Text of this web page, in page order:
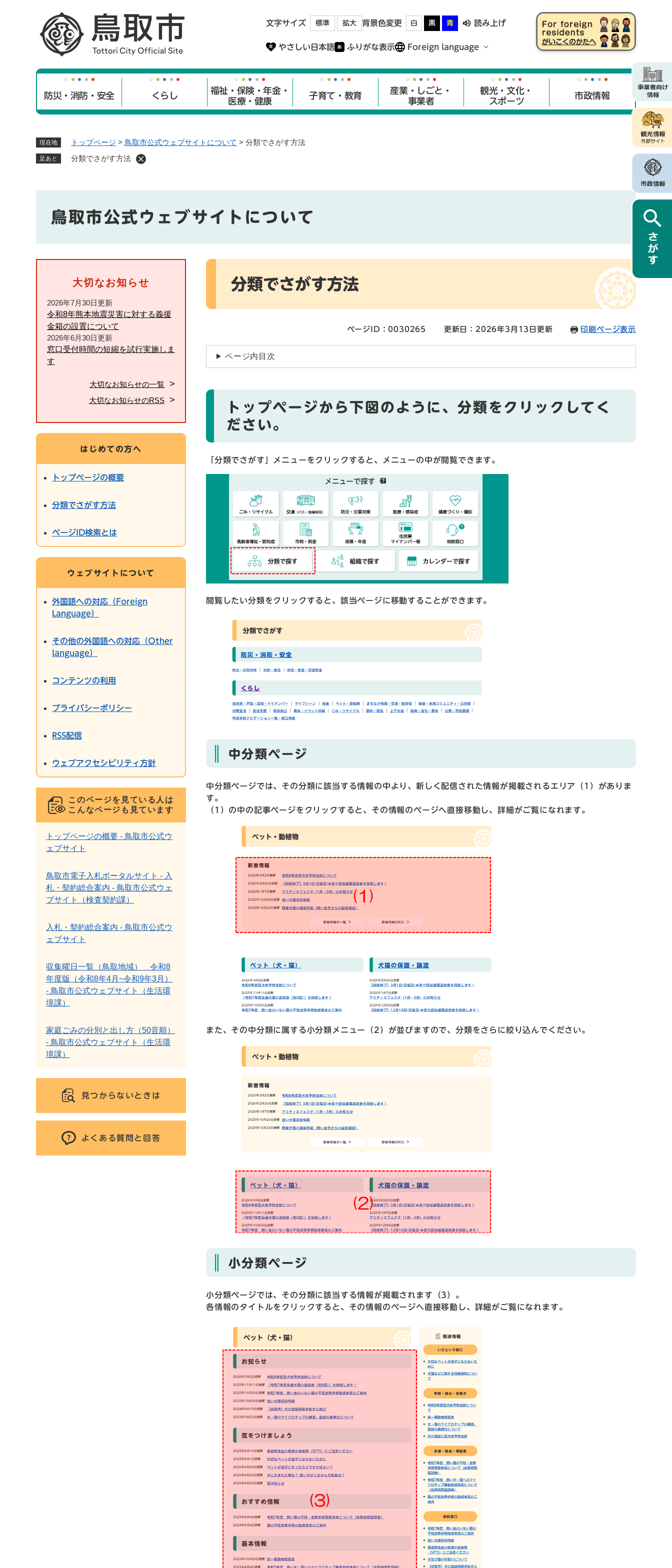
文字サイズ 標準 拡大 背景色変更 白 黒 青 読み上げ
やさしい日本語 ふりがな表示 Foreign language
防災・消防・安全 くらし
福祉・保険・年金・
医療・健康
子育て・教育
産業・しごと・
事業者
観光・文化・
スポーツ
市政情報
現在地 トップページ > 鳥取市公式ウェブサイトについて > 分類でさがす方法
足あと 分類でさがす方法
鳥取市公式ウェブサイトについて
本
分類でさがす方法
ページID：0030265 更新日：2026年3月13日更新 印刷ページ表示
ページ内目次
トップページから下図のように、分類をクリックしてく
ださい。
「分類でさがす」メニューをクリックすると、メニューの中が閲覧できます。
閲覧したい分類をクリックすると、該当ページに移動することができます。
中分類ページ
中分類ページでは、その分類に該当する情報の中より、新しく配信された情報が掲載されるエリア（1）がありま
す。
（1）の中の記事ページをクリックすると、その情報のページへ直接移動し、詳細がご覧になれます。
また、その中分類に属する小分類メニュー（2）が並びますので、分類をさらに絞り込んでください。
小分類ページ
小分類ページでは、その分類に該当する情報が掲載されます（3）。
各情報のタイトルをクリックすると、その情報のページへ直接移動し、詳細がご覧になれます。
大切なお知らせ
2026年7月30日更新
令和8年熊本地震災害に対する義援
金箱の設置について
2026年6月30日更新
窓口受付時間の短縮を試行実施しま
す
大切なお知らせの一覧
大切なお知らせのRSS
はじめての方へ
トップページの概要
分類でさがす方法
ページID検索とは
ウェブサイトについて
外国語への対応（Foreign
Language）
その他の外国語への対応（Other
language）
コンテンツの利用
プライバシーポリシー
RSS配信
ウェブアクセシビリティ方針
このページを見ている人は
こんなページも見ています
トップページの概要 - 鳥取市公式ウ
ェブサイト
鳥取市電子入札ポータルサイト - 入
札・契約総合案内 - 鳥取市公式ウェ
ブサイト（検査契約課）
入札・契約総合案内 - 鳥取市公式ウ
ェブサイト
収集曜日一覧（鳥取地域） 令和8
年度版（令和8年4月~令和9年3月）
- 鳥取市公式ウェブサイト（生活環
境課）
家庭ごみの分別と出し方（50音順）
- 鳥取市公式ウェブサイト（生活環
境課）
見つからないときは
よくある質問と回答